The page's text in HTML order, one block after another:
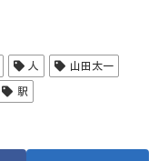
人 山田太一
駅